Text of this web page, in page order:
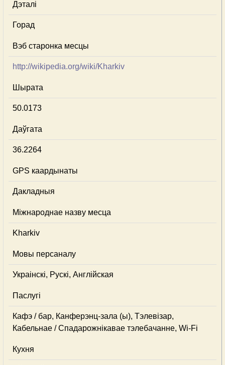
Дэталі
Горад
Вэб старонка месцы
http://wikipedia.org/wiki/Kharkiv
Шырата
50.0173
Даўгата
36.2264
GPS каардынаты
Дакладныя
Міжнароднае назву месца
Kharkiv
Мовы персаналу
Украінскі, Рускі, Англійская
Паслугі
Кафэ / бар, Канферэнц-зала (ы), Тэлевізар,
Кабельнае / Спадарожнiкавае тэлебачанне, Wi-Fi
Кухня